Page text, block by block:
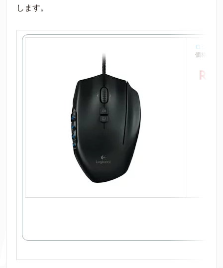
します。
ロジクー
価格：